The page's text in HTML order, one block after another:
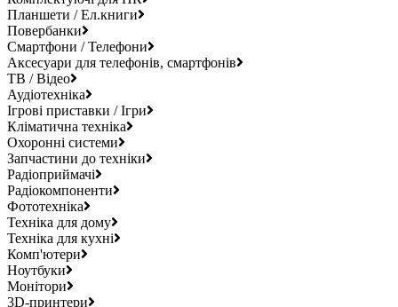
Планшети / Ел.книги
Повербанки
Смартфони / Телефони
Аксесуари для телефонів, смартфонів
ТВ / Відео
Аудіотехніка
Ігрові приставки / Ігри
Кліматична техніка
Охоронні системи
Запчастини до техніки
Радіоприймачі
Радіокомпоненти
Фототехніка
Техніка для дому
Техніка для кухні
Комп'ютери
Ноутбуки
Монітори
3D-принтери